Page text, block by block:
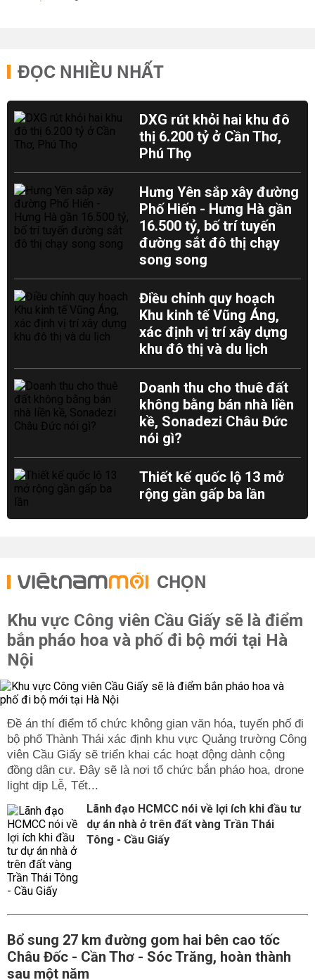
ĐỌC NHIỀU NHẤT
DXG rút khỏi hai khu đô
thị 6.200 tỷ ở Cần Thơ,
Phú Thọ
Hưng Yên sắp xây đường
Phố Hiến - Hưng Hà gần
16.500 tỷ, bố trí tuyến
đường sắt đô thị chạy
song song
Điều chỉnh quy hoạch
Khu kinh tế Vũng Áng,
xác định vị trí xây dựng
khu đô thị và du lịch
Doanh thu cho thuê đất
không bằng bán nhà liền
kề, Sonadezi Châu Đức
nói gì?
Thiết kế quốc lộ 13 mở
rộng gần gấp ba lần
CHỌN
Khu vực Công viên Cầu Giấy sẽ là điểm
bắn pháo hoa và phố đi bộ mới tại Hà
Nội
Đề án thí điểm tổ chức không gian văn hóa, tuyến phố đi
bộ phố Thành Thái xác định khu vực Quảng trường Công
viên Cầu Giấy sẽ triển khai các hoạt động dành cộng
đồng dân cư. Đây sẽ là nơi tổ chức bắn pháo hoa, drone
light dịp Lễ, Tết...
Lãnh đạo HCMCC nói về lợi ích khi đầu tư
dự án nhà ở trên đất vàng Trần Thái
Tông - Cầu Giấy
Bổ sung 27 km đường gom hai bên cao tốc
Châu Đốc - Cần Thơ - Sóc Trăng, hoàn thành
sau một năm